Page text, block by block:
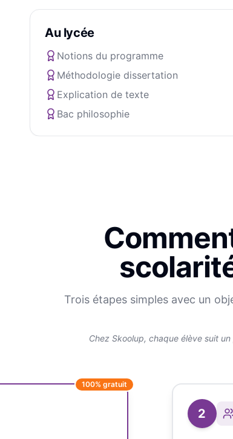
Au lycée
Notions du programme
Méthodologie dissertation
Explication de texte
Bac philosophie
Trois étapes simples avec un
Chez Skoolup, chaque élève suit
100% gratuit
2